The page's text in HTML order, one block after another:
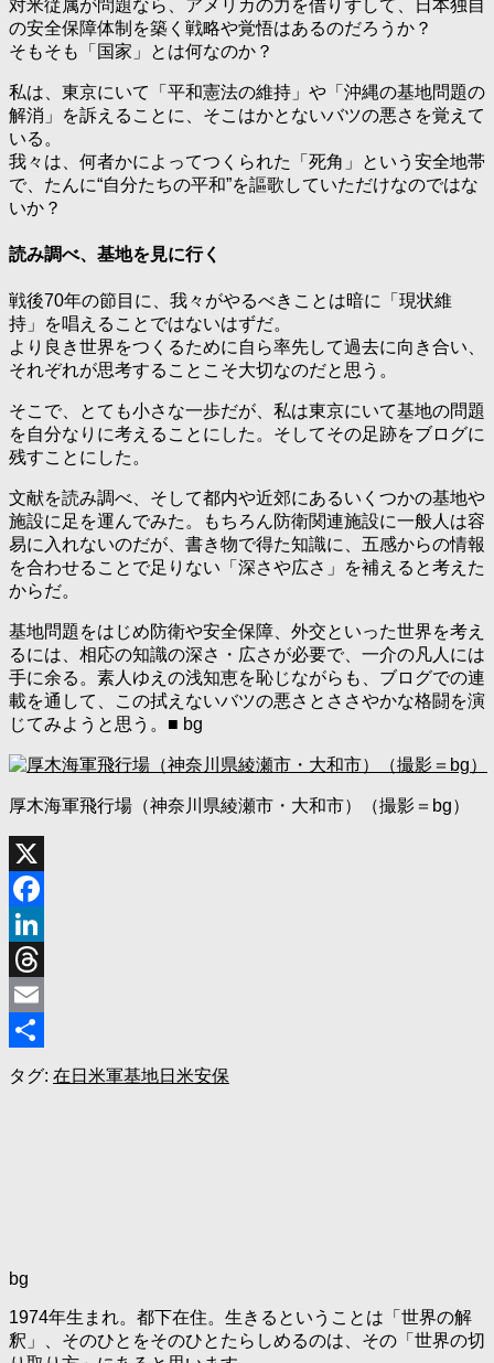
対米従属が問題なら、アメリカの力を借りずして、日本独自
の安全保障体制を築く戦略や覚悟はあるのだろうか？
そもそも「国家」とは何なのか？
私は、東京にいて「平和憲法の維持」や「沖縄の基地問題の
解消」を訴えることに、そこはかとないバツの悪さを覚えて
いる。
我々は、何者かによってつくられた「死角」という安全地帯
で、たんに“自分たちの平和”を謳歌していただけなのではな
いか？
読み調べ、基地を見に行く
戦後70年の節目に、我々がやるべきことは暗に「現状維
持」を唱えることではないはずだ。
より良き世界をつくるために自ら率先して過去に向き合い、
それぞれが思考することこそ大切なのだと思う。
そこで、とても小さな一歩だが、私は東京にいて基地の問題
を自分なりに考えることにした。そしてその足跡をブログに
残すことにした。
文献を読み調べ、そして都内や近郊にあるいくつかの基地や
施設に足を運んでみた。もちろん防衛関連施設に一般人は容
易に入れないのだが、書き物で得た知識に、五感からの情報
を合わせることで足りない「深さや広さ」を補えると考えた
からだ。
基地問題をはじめ防衛や安全保障、外交といった世界を考え
るには、相応の知識の深さ・広さが必要で、一介の凡人には
手に余る。素人ゆえの浅知恵を恥じながらも、ブログでの連
載を通して、この拭えないバツの悪さとささやかな格闘を演
じてみようと思う。■ bg
厚木海軍飛行場（神奈川県綾瀬市・大和市）（撮影＝bg）
X
Facebook
LinkedIn
Threads
Email
共
タグ: 在日米軍基地日米安保
bg
1974年生まれ。都下在住。生きるということは「世界の解
釈」、そのひとをそのひとたらしめるのは、その「世界の切